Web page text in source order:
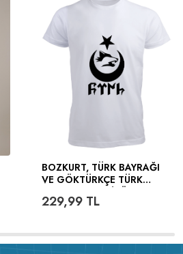
BOZKURT, TÜRK BAYRAĞI
VE GÖKTÜRKÇE TÜRK
229,99TL